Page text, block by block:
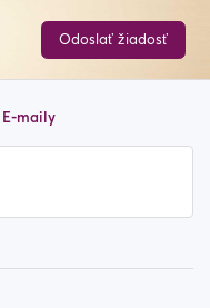
Odoslať žiadosť
E-maily